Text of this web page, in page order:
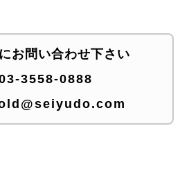
お問い合わせ下さい
3558-0888